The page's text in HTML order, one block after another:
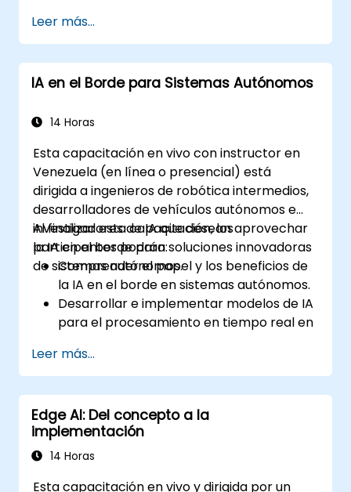
automatizado y detección ambiental.
Optimizar la eficiencia agrícola mediante
análisis Edge AI en tiempo real.
Leer más...
IA en el Borde para Sistemas Autónomos
14 Horas
Esta capacitación en vivo con instructor en
Venezuela (en línea o presencial) está
dirigida a ingenieros de robótica intermedios,
desarrolladores de vehículos autónomos e
investigadores de IA que desean aprovechar
la IA en el borde para soluciones innovadoras
de sistemas autónomos.
Al finalizar esta capacitación, los
participantes podrán:
Comprender el papel y los beneficios de
la IA en el borde en sistemas autónomos.
Desarrollar e implementar modelos de IA
para el procesamiento en tiempo real en
Implementar soluciones de IA en el borde
en vehículos autónomos, drones y
robótica.
Diseñar y optimizar sistemas de control
utilizando IA en el borde.
Abordar consideraciones éticas y
Leer más...
Edge AI: Del concepto a la
implementación
14 Horas
Esta capacitación en vivo y dirigida por un